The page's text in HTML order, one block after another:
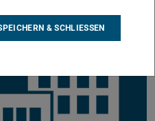
& SCHLIESSEN